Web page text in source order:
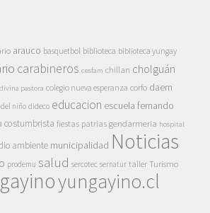
arauco basquetbol biblioteca biblioteca yungay
carabineros cesfam chillan cholguán
pastora colegio nueva esperanza corfo daem
niño dideco educacion escuela fernando
costumbrista fiestas patrias gendarmeria hospital
ambiente municipalidad Noticias
prodemu salud sercotec sernatur taller Turismo
yungayino.cl